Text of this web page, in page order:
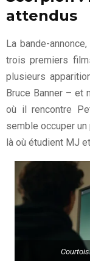
attendus
La bande-
trois premiers
plusieurs
Bruce Banner – et
où il rencontre
semble occuper un
là où étudient MJ